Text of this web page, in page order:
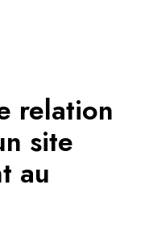
relation
site
au